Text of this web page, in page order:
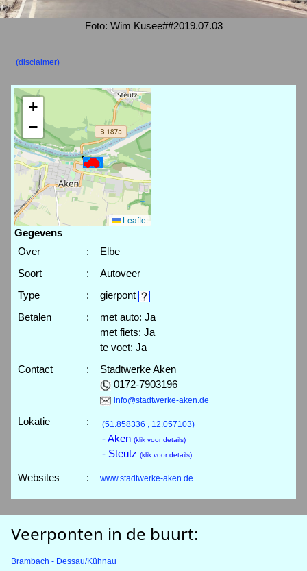
Foto: Wim Kusee##2019.07.03
(disclaimer)
+
−
Leaflet
Gegevens
Over
:
Elbe
Soort
:
Autoveer
Type
:
gierpont
Betalen
:
met auto: Ja
met fiets: Ja
te voet: Ja
Contact
:
Stadtwerke Aken
0172-7903196
info@stadtwerke-aken.de
Lokatie : (51.858336 , 12.057103)
- Aken (klik voor details)
- Steutz (klik voor details)
Websites : www.stadtwerke-aken.de
Veerponten in de buurt:
Brambach - Dessau/Kühnau